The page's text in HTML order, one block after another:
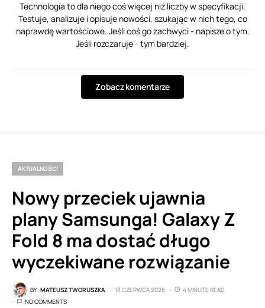
Technologia to dla niego coś więcej niż liczby w specyfikacji.
Testuje, analizuje i opisuje nowości, szukając w nich tego, co
naprawdę wartościowe. Jeśli coś go zachwyci - napisze o tym.
Jeśli rozczaruje - tym bardziej.
Zobacz komentarze
AKTUALNOŚCI
Nowy przeciek ujawnia
plany Samsunga! Galaxy Z
Fold 8 ma dostać długo
wyczekiwane rozwiązanie
BY MATEUSZ TWORUSZKA 18 CZERWCA 2026
4 MINUTE READ
NO COMMENTS